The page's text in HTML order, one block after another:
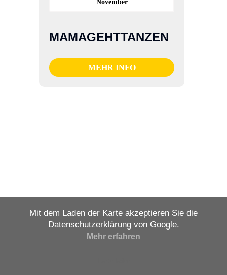
November
MAMAGEHTTANZEN
MEHR INFO
Mit dem Laden der Karte akzeptieren Sie die
Datenschutzerklärung von Google.
Mehr erfahren